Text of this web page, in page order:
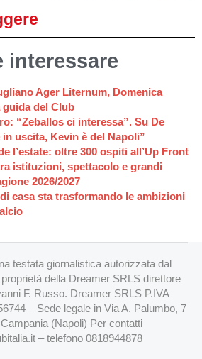
interessare
Ager Liternum, Domenica
del Club
“Zeballos ci interessa”. Su De
in uscita, Kevin è del Napoli”
l’estate: oltre 300 ospiti all’Up Front
istituzioni, spettacolo e grandi
2026/2027
casa sta trasformando le ambizioni
testata giornalistica autorizzata dal
della Dreamer SRLS direttore
F. Russo. Dreamer SRLS P.IVA
– Sede legale in Via A. Palumbo, 7
(Napoli) Per contatti
– telefono 0818944878